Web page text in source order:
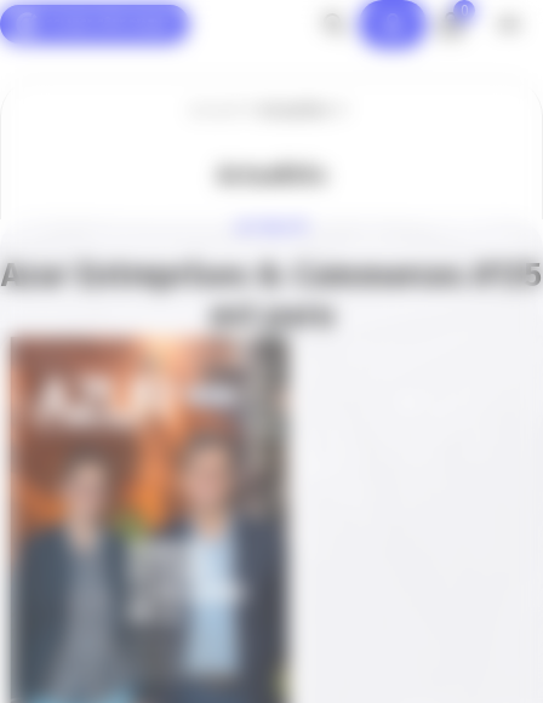
0
Actualités
Azur Entreprises & Commerces #135
est paru
Panneau de gestion des cookies